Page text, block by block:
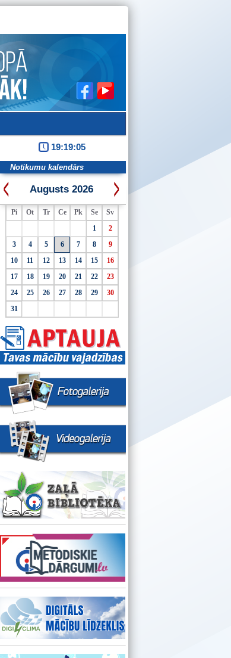
19:19:05
Notikumu kalendārs
Augusts 2026
Pi Ot Tr Ce Pk Se
Sv
1
2
3
4 5 6 7 8
9
10
11 12 13 14 15
16
17
18 19 20 21 22
23
24
25 26 27 28 29
30
31